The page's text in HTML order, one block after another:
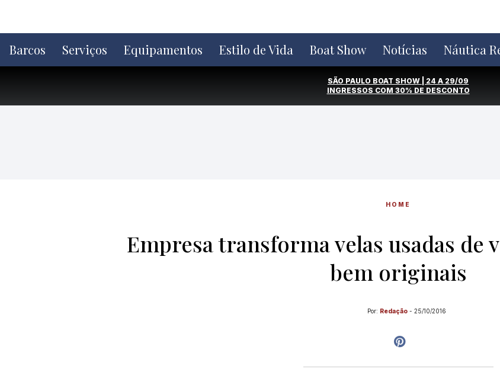
o
conteúdo
Barcos Serviços Equipamentos Estilo de Vida Boat Show Notícias Náutica
SÃO PAULO BOAT SHOW | 24 A 29/09
INGRESSOS COM 30% DE DESCONTO
HOME
Empresa transforma velas usadas de
bem originais
Por: Redação - 25/10/2016